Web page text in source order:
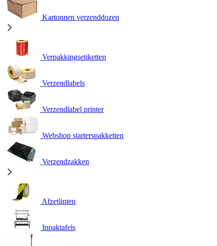
Kartonnen verzenddozen
Verpakkingsetiketten
Verzendlabels
Verzendlabel printer
Webshop starterspakketten
Verzendzakken
Afzetlinten
Inpaktafels